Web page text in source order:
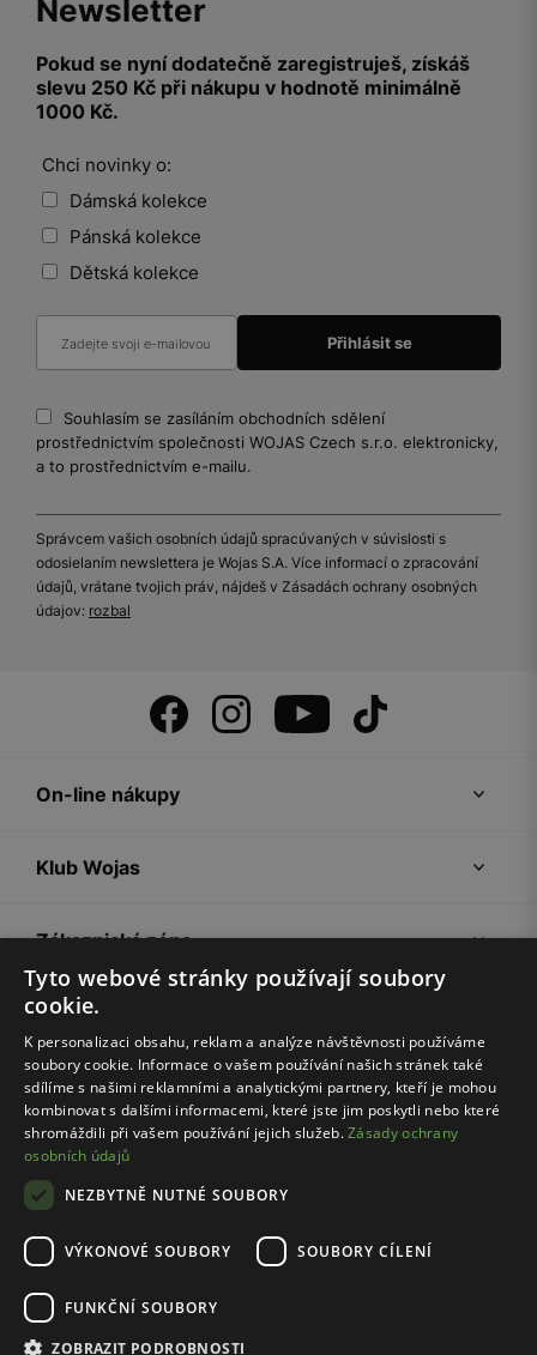
Newsletter
Pokud se nyní dodatečně zaregistruješ, získáš
slevu 250 Kč při nákupu v hodnotě minimálně
1000 Kč.
Chci novinky o:
Dámská kolekce
Pánská kolekce
Dětská kolekce
Souhlasím se zasíláním obchodních sdělení
prostřednictvím společnosti WOJAS Czech s.r.o. elektronicky,
a to prostřednictvím e-mailu.
Správcem vašich osobních údajů spracúvaných v súvislosti s
odosielaním newslettera je Wojas S.A. Více informací o zpracování
údajů, vrátane tvojich práv, nájdeš v Zásadách ochrany osobných
údajov: rozbal
On-line nákupy
Klub Wojas
Zákaznická zóna
Společnost Wojas
Rady
Pravidla e-shopu
Zásady ochrany osobních údajů
Tyto webové stránky používají soubory
cookie.
K personalizaci obsahu, reklam a analýze návštěvnosti používáme
soubory cookie. Informace o vašem používání našich stránek také
sdílíme s našimi reklamními a analytickými partnery, kteří je mohou
kombinovat s dalšími informacemi, které jste jim poskytli nebo které
shromáždili při vašem používání jejich služeb.Zásady ochrany
osobních údajů
NEZBYTNĚ NUTNÉ SOUBORY
VÝKONOVÉ SOUBORY SOUBORY CÍLENÍ
FUNKČNÍ SOUBORY
ZOBRAZIT PODROBNOSTI